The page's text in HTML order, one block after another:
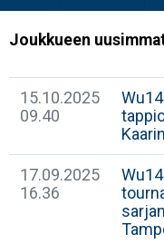
Joukkueen
15.10.2025
09.40
17.09.2025
16.36